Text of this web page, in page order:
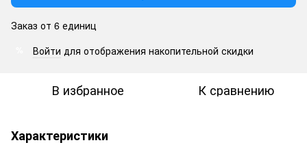
Заказ от 6 единиц
Войти для отображения накопительной скидки
В избранное К сравнению
Характеристики